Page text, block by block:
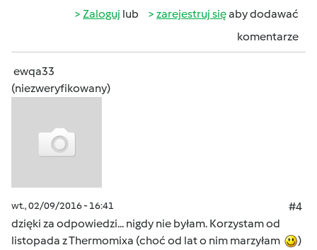
Zaloguj lub zarejestruj sięaby dodawać
komentarze
ewqa33
(niezweryfikowany)
wt., 02/09/2016 - 16:41
#4
dzięki za odpowiedzi... nigdy nie byłam. Korzystam od
listopada z Thermomixa (choć od lat o nim marzyłam
)